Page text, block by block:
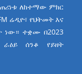
ለከተማው ምክር
ሬዲዮ፣ የህትመት እና
ነው። ተቋሙ በ2023
ሰንቆ የይዘት